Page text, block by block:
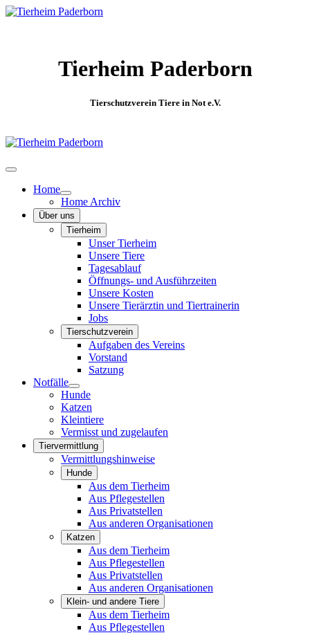
Tierheim Paderborn
Tierschutzverein Tiere in Not e.V.
Home
Home Archiv
Über uns
Tierheim
Unser Tierheim
Unsere Tiere
Tagesablauf
Öffnungs- und Ausführzeiten
Unsere Kosten
Unsere Tierärztin und Tiertrainerin
Jobs
Tierschutzverein
Aufgaben des Vereins
Vorstand
Satzung
Notfälle
Hunde
Katzen
Kleintiere
Vermisst und zugelaufen
Tiervermittlung
Vermittlungshinweise
Hunde
Aus dem Tierheim
Aus Pflegestellen
Aus Privatstellen
Aus anderen Organisationen
Katzen
Aus dem Tierheim
Aus Pflegestellen
Aus Privatstellen
Aus anderen Organisationen
Klein- und andere Tiere
Aus dem Tierheim
Aus Pflegestellen